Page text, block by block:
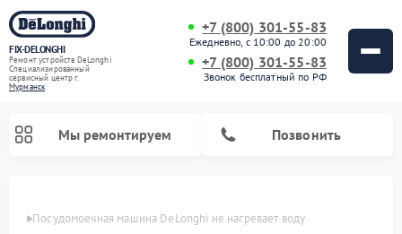
FIX-DELONGHI
Ремонт устройств DeLonghi
Специализированный
cервисный центр г.
Мурманск
+7 (800) 301-55-83
Ежедневно, с 10:00 до 20:00
+7 (800) 301-55-83
Звонок бесплатный по РФ
Мы ремонтируем Позвонить
Посудомоечная машина DeLonghi не нагревает воду